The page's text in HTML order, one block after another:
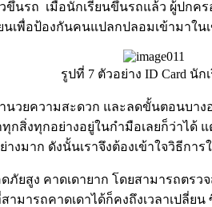
ขึ้นรถ เมื่อนักเรียนขึ้นรถแล้ว ผู้ป
เพื่อป้องกันคนแปลกปลอมเข้ามาใ
รูปที่ 7 ตัวอย่าง ID Card นั
ยความสะดวก และลดขั้นตอนบาง
กสิ่งทุกอย่างอยู่ในกำมือเลยก็ว่าไ
มาก ดังนั้นเราจึงต้องเข้าใจวิธีกา
คาดเดายาก โดยสามารถตรวจส
ที่สามารถคาดเดาได้ก็คงถึงเวลาเ